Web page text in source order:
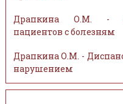
Драпкина О.М. -
пациентов с болезням
Драпкина О.М. -
нарушением